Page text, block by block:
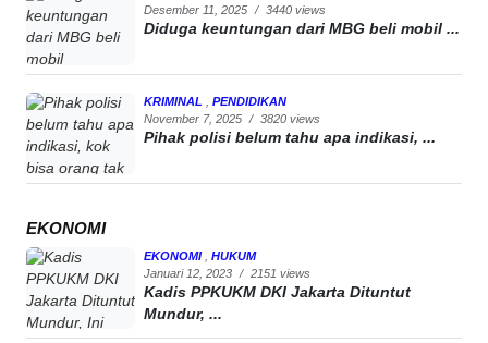
Desember 11, 2025 / 3440 views
Diduga keuntungan dari MBG beli mobil ...
KRIMINAL
PENDIDIKAN
November 7, 2025 / 3820 views
Pihak polisi belum tahu apa indikasi, ...
EKONOMI
EKONOMI
HUKUM
Januari 12, 2023 / 2151 views
Kadis PPKUKM DKI Jakarta Dituntut
Mundur, ...